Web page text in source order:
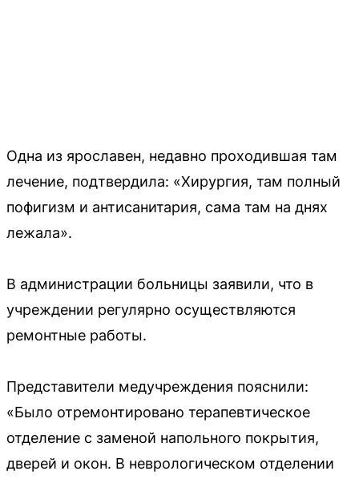
Одна из ярославен, недавно проходившая там
лечение, подтвердила: «Хирургия, там полный
пофигизм и антисанитария, сама там на днях
лежала».
В администрации больницы заявили, что в
учреждении регулярно осуществляются
ремонтные работы.
Представители медучреждения пояснили:
«Было отремонтировано терапевтическое
отделение с заменой напольного покрытия,
дверей и окон. В неврологическом отделении